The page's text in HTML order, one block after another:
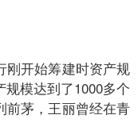
刚开始筹建时资产规
模达到了1000多个
前茅，王丽曾经在青